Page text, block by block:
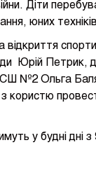
Діти
юних
спортивно-
ради Юрій
Ольга
з користю
у будні дні